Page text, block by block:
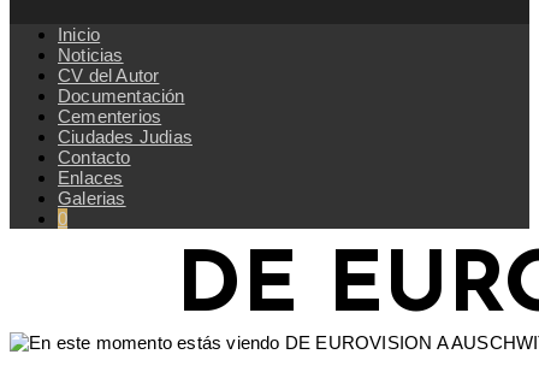
Inicio
Noticias
CV del Autor
Documentación
Cementerios
Ciudades Judias
Contacto
Enlaces
Galerias
0
DE